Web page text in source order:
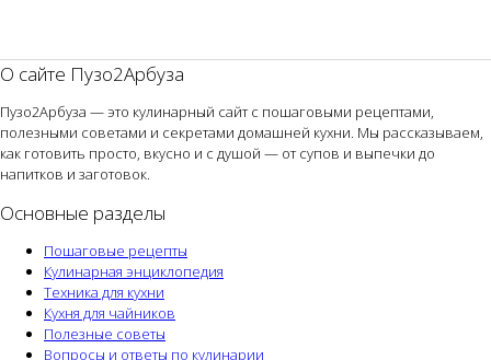
О сайте Пузо2Арбуза
Пузо2Арбуза — это кулинарный сайт с пошаговыми рецептами,
полезными советами и секретами домашней кухни. Мы рассказываем,
как готовить просто, вкусно и с душой — от супов и выпечки до
напитков и заготовок.
Основные разделы
Пошаговые рецепты
Кулинарная энциклопедия
Техника для кухни
Кухня для чайников
Полезные советы
Вопросы и ответы по кулинарии